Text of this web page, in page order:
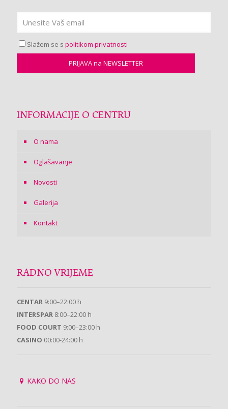
Slažem se s politikom privatnosti
INFORMACIJE O CENTRU
O nama
Oglašavanje
Novosti
Galerija
Kontakt
RADNO VRIJEME
CENTAR 9:00–22:00 h
INTERSPAR 8:00–22:00 h
FOOD COURT 9:00–23:00 h
CASINO 00:00-24:00 h
KAKO DO NAS